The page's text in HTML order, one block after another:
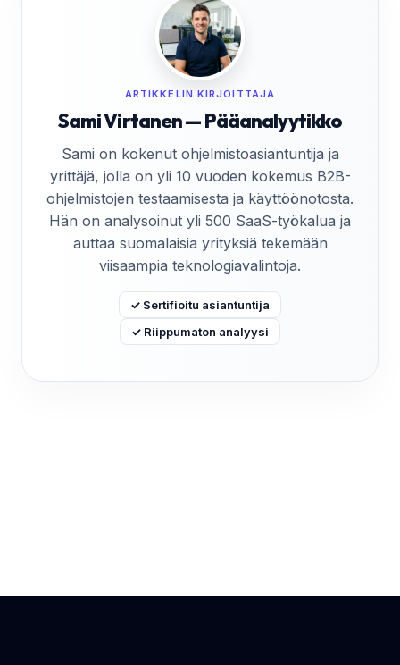
ARTIKKELIN KIRJOITTAJA
Sami Virtanen — Pääanalyytikko
Sami on kokenut ohjelmistoasiantuntija ja
yrittäjä, jolla on yli 10 vuoden kokemus B2B-
ohjelmistojen testaamisesta ja käyttöönotosta.
Hän on analysoinut yli 500 SaaS-työkalua ja
auttaa suomalaisia yrityksiä tekemään
viisaampia teknologiavalintoja.
✓ Sertifioitu asiantuntija
✓ Riippumaton analyysi